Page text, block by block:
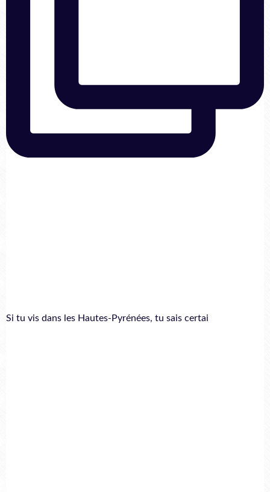
Si tu vis dans les Hautes-Pyrénées, tu sais certai